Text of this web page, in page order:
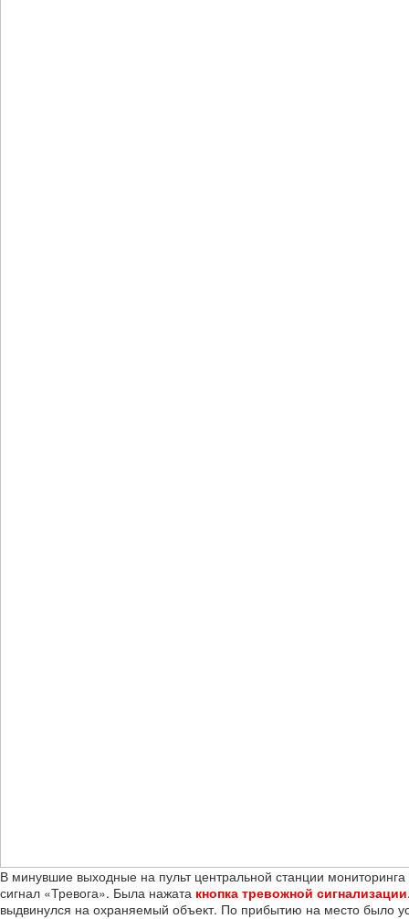
В минувшие выходные на пульт центральной станции мониторинга
сигнал «Тревога». Была нажата кнопка тревожной сигнализации
выдвинулся на охраняемый объект. По прибытию на место было